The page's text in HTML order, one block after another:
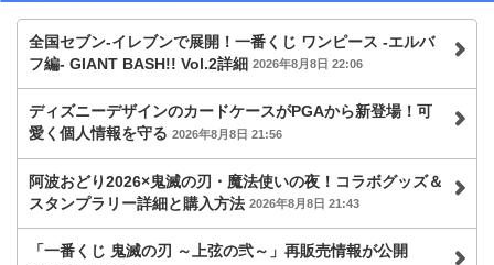
全国セブン‐イレブンで展開！一番くじ ワンピース -エルバ
フ編- GIANT BASH!! Vol.2詳細 2026年8月8日 22:06
ディズニーデザインのカードケースがPGAから新登場！可
愛く個人情報を守る 2026年8月8日 21:56
阿波おどり2026×鬼滅の刃・魔法使いの夜！コラボグッズ＆
スタンプラリー詳細と購入方法 2026年8月8日 21:43
「一番くじ 鬼滅の刃 ～上弦の弐～」再販売情報が公開